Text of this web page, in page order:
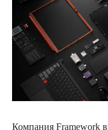
Компания Framework